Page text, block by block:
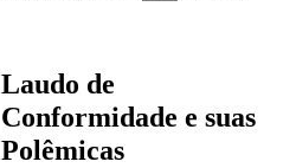
Laudo de
Conformidade e suas
Polêmicas